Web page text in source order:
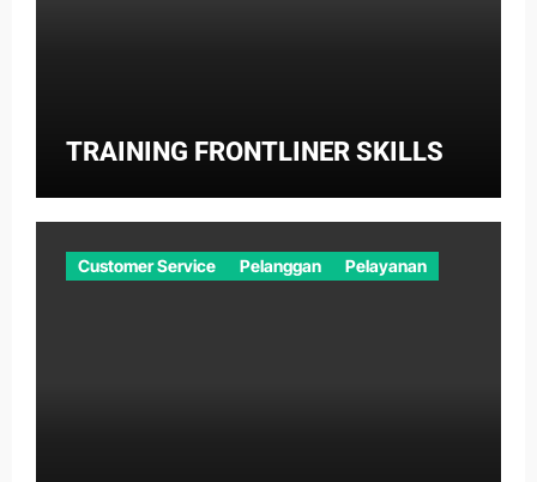
TRAINING FRONTLINER SKILLS
Customer Service Pelanggan Pelayanan